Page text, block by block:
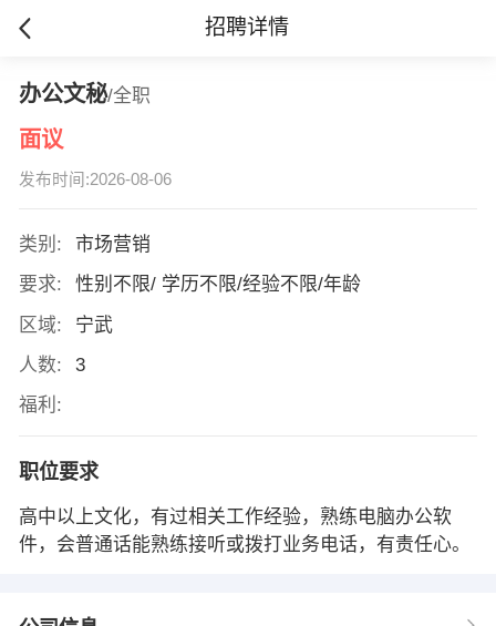
招聘详情
办公文秘/全职
面议
发布时间:2026-08-06
类别:
市场营销
要求:
性别不限/ 学历不限/经验不限/年龄
区域:
宁武
人数:
3
福利:
职位要求
高中以上文化，有过相关工作经验，熟练电脑办公软
件，会普通话能熟练接听或拨打业务电话，有责任心。